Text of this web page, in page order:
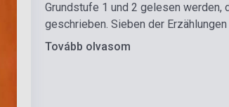
Grundstufe 1 und 2 gelesen
geschrieben. Sieben der
Tovább olvasom